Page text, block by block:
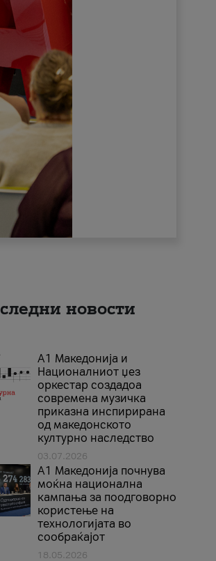
новости
А1 Македонија и
Националниот џез
оркестар создадоа
современа музичка
приказна инспирирана
од македонското
културно наследство
03.07.2026
A1 Македонија почнува
моќна национална
кампања за поодговорно
користење на
технологијата во
сообраќајот
18.05.2026